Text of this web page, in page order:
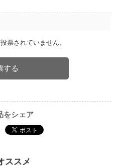
票されていません。
する
をシェア
ススメ